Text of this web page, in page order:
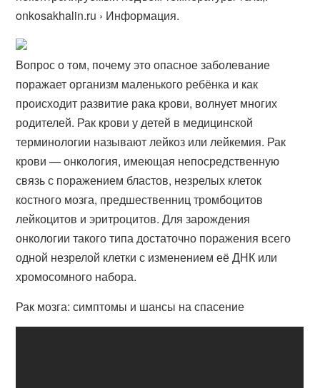
onkosakhalin.ru › Информация.
Вопрос о том, почему это опасное заболевание
поражает организм маленького ребёнка и как
происходит развитие рака крови, волнует многих
родителей. Рак крови у детей в медицинской
терминологии называют лейкоз или лейкемия. Рак
крови — онкология, имеющая непосредственную
связь с поражением бластов, незрелых клеток
костного мозга, предшественниц тромбоцитов
лейкоцитов и эритроцитов. Для зарождения
онкологии такого типа достаточно поражения всего
одной незрелой клетки с изменением её ДНК или
хромосомного набора.
Рак мозга: симптомы и шансы на спасение